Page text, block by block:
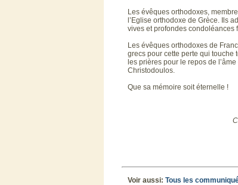
Les évêques orthodoxes,
l’Eglise orthodoxe de Grèce. Ils
vives et profondes condoléances
Les évêques orthodoxes de
grecs pour cette perte qui touche
les prières pour le repos de
Christodoulos.
Que sa mémoire soit éternelle !
Voir aussi: Tous les